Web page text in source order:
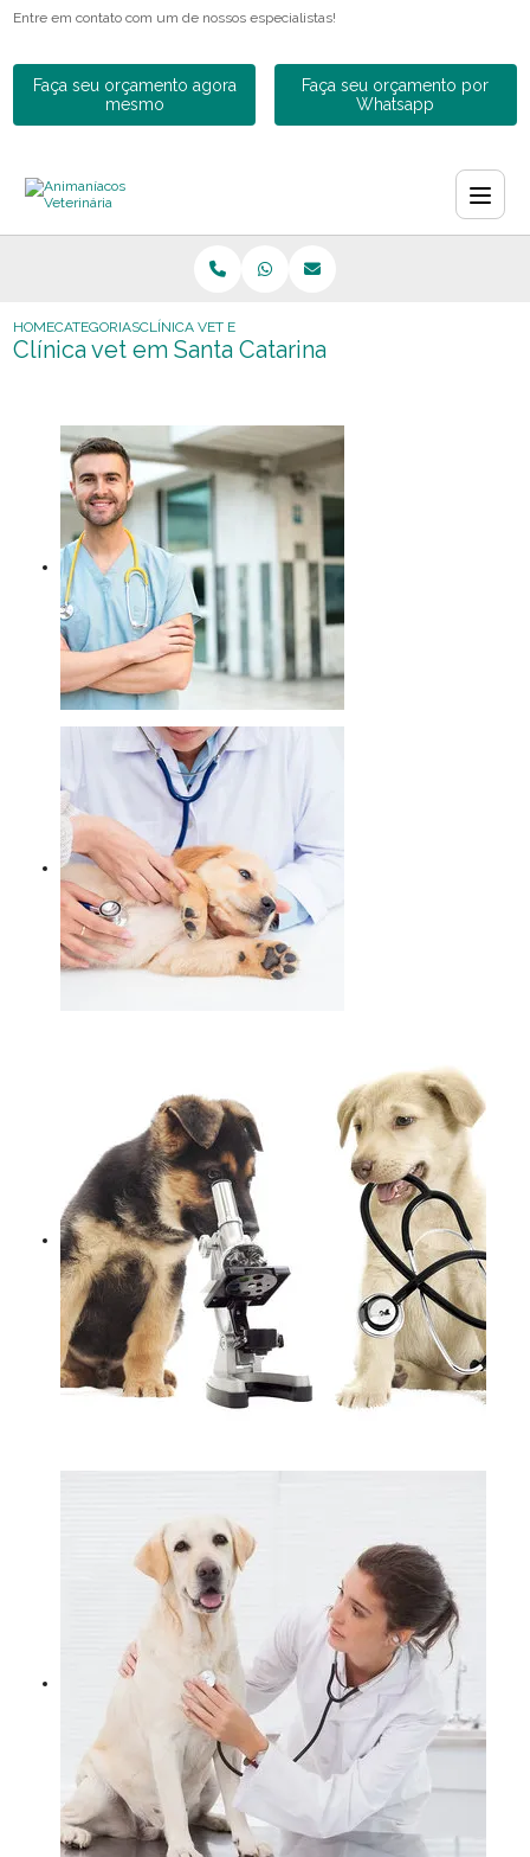
Entre em contato com um de nossos especialistas!
Faça seu orçamento agora
mesmo
Faça seu orçamento por
Whatsapp
HOMECATEGORIASCLÍNICA VET EM SANTA CATARINA
Clínica vet em Santa Catarina